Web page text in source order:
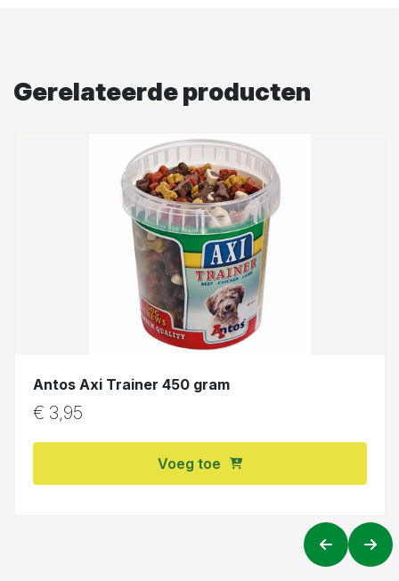
Gerelateerde producten
Antos Axi Trainer 450 gram
€ 3,95
Voeg toe